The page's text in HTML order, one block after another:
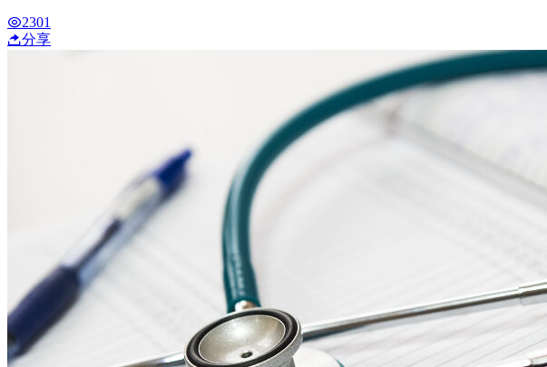
2301
分享